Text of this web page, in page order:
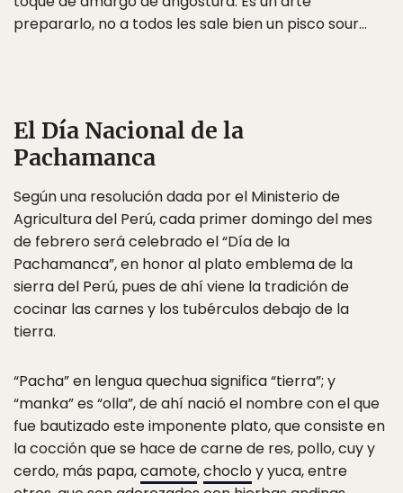
prepararlo, no a todos les sale bien un pisco sour…
El Día Nacional de la
Pachamanca
Según una resolución dada por el Ministerio de
Agricultura del Perú, cada primer domingo del mes
de febrero será celebrado el “Día de la
Pachamanca”, en honor al plato emblema de la
sierra del Perú, pues de ahí viene la tradición de
cocinar las carnes y los tubérculos debajo de la
tierra.
“Pacha” en lengua quechua significa “tierra”; y
“manka” es “olla”, de ahí nació el nombre con el que
fue bautizado este imponente plato, que consiste en
la cocción que se hace de carne de res, pollo, cuy y
cerdo, más papa,camote,chocloy yuca, entre